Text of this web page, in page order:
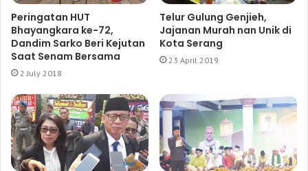
Peringatan HUT
Bhayangkara ke-72,
Dandim Sarko Beri Kejutan
Saat Senam Bersama
2 July 2018
Telur Gulung Genjieh,
Jajanan Murah nan Unik di
Kota Serang
23 April 2019